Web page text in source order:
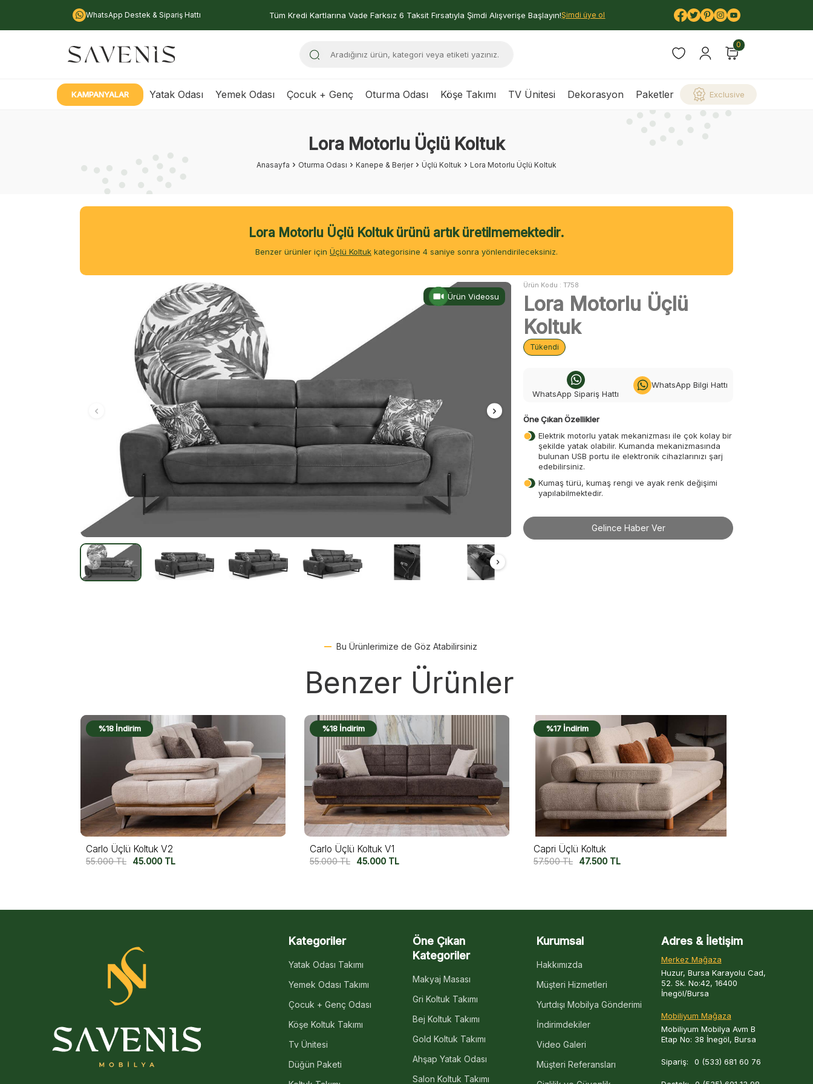
WhatsApp Destek & Sipariş Hattı Tüm Kredi Kartlarına Vade Farksız 6 Taksit Fırsatıyla Şimdi Alışverişe Başlayın!Şimdi üye ol
0
KAMPANYALAR Yatak Odası Yemek Odası Çocuk + Genç Oturma Odası Köşe Takımı TV Ünitesi Dekorasyon Paketler Exclusive
Lora Motorlu Üçlü Koltuk
Anasayfa Oturma Odası Kanepe & Berjer Üçlü Koltuk Lora Motorlu Üçlü Koltuk
Lora Motorlu Üçlü Koltuk ürünü artık üretilmemektedir.
Benzer ürünler için Üçlü Koltuk kategorisine 4 saniye sonra yönlendirileceksiniz.
Ürün Videosu
Ürün Kodu :T758
Lora Motorlu Üçlü
Koltuk
Tükendi
WhatsApp Sipariş Hattı
WhatsApp Bilgi Hattı
Öne Çıkan Özellikler
Elektrik motorlu yatak mekanizması ile çok kolay bir
şekilde yatak olabilir. Kumanda mekanizmasında
bulunan USB portu ile elektronik cihazlarınızı şarj
edebilirsiniz.
Kumaş türü, kumaş rengi ve ayak renk değişimi
yapılabilmektedir.
Gelince Haber Ver
Bu Ürünlerimize de Göz Atabilirsiniz
Benzer Ürünler
%18 İndirim
Carlo Üçlü Koltuk V1
55.000TL 45.000 TL
%17 İndirim
Capri Üçlü Koltuk
57.500TL 47.500TL
%17 İndirim
Miura Üçlü Koltuk V2
57.500TL 47.500 TL
Kategoriler
Yatak Odası Takımı
Yemek Odası Takımı
Çocuk + Genç Odası
Köşe Koltuk Takımı
Tv Ünitesi
Düğün Paketi
Öne Çıkan
Kategoriler
Makyaj Masası
Gri Koltuk Takımı
Bej Koltuk Takımı
Gold Koltuk Takımı
Ahşap Yatak Odası
Salon Koltuk Takımı
Kurumsal
Hakkımızda
Müşteri Hizmetleri
Yurtdışı Mobilya Gönderimi
İndirimdekiler
Video Galeri
Müşteri Referansları
Adres & İletişim
Merkez Mağaza
Huzur, Bursa Karayolu Cad,
52. Sk. No:42, 16400
İnegöl/Bursa
Mobiliyum Mağaza
Mobiliyum Mobilya Avm B
Etap No: 38 İnegöl, Bursa
Sipariş: 0 (533) 681 60 76